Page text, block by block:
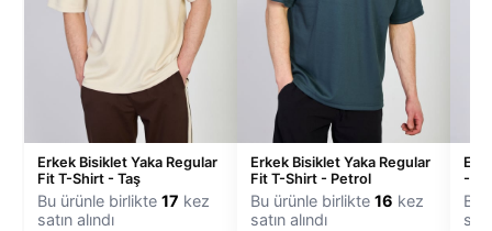
Erkek Bisiklet Yaka Regular
Fit T-Shirt - Taş
Bu ürünle birlikte 17 kez
satın alındı
Erkek Bisiklet Yaka Regular
Fit T-Shirt - Petrol
Bu ürünle birlikte 16 kez
satın alındı
-
Bu